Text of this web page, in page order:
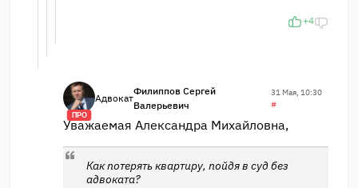
+4
ПРО
Адвокат
Филиппов Сергей
Валерьевич
31 Мая, 10:30
#
Уважаемая Александра Михайловна,
Как потерять квартиру, пойдя в суд без
адвоката?